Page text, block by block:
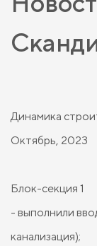
Динамика
Октябрь, 2023
Блок-секция 1
- выполнили
канализация);